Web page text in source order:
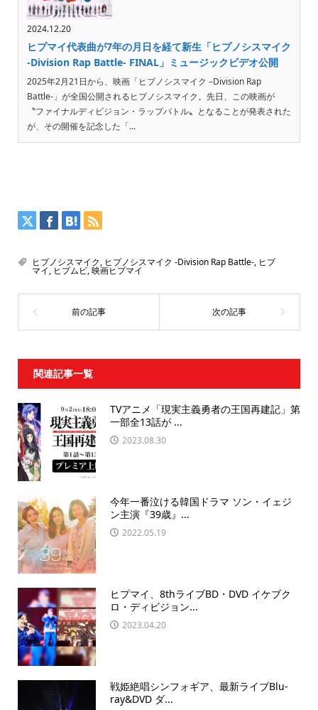
2024.12.20
ヒプマイ代表曲が7年の月日を経て新生「ヒプノシスマイク
-Division Rap Battle- FINAL」ミュージックビデオ公開
2025年2月21日から、映画「ヒプノシスマイク –Division Rap
Battle-」が全国公開されるヒプノシスマイク。先日、この映画が
〝ファイナルディビジョン・ラップバトル〟となることが発表された
が、その開催を記念した「...
ヒプノシスマイク, ヒプノシスマイク -Division Rap Battle-, ヒプ
マイ, ヒプムビ,映画ヒプマイ
関連記事一覧
TVアニメ「現実主義勇者の王国再建記」第
一部全13話が ...
2023.08.30
今年一番泣ける韓国ドラマ ソン・イェジ
ン主演『39歳』...
2022.05.19
ヒプマイ、8thライブBD・DVD イケブク
ロ・ディビジョン...
2023.04.20
戦姫絶唱シンフォギア、最新ライブBlu-
ray&DVD ダ...